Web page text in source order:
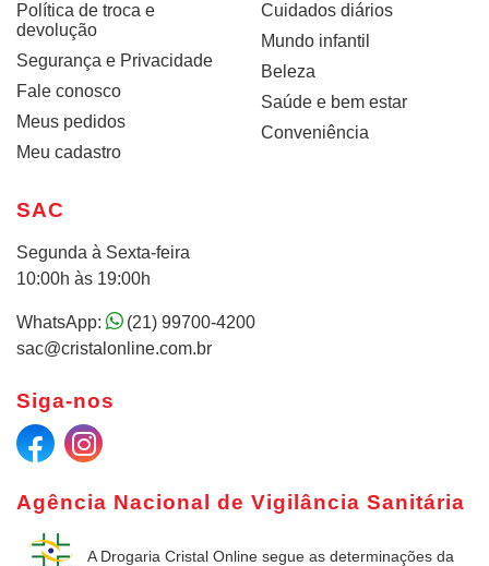
Política de troca e
devolução
Segurança e Privacidade
Fale conosco
Meus pedidos
Meu cadastro
Cuidados diários
Mundo infantil
Beleza
Saúde e bem estar
Conveniência
Agência Nacional de Vigilância Sanitária
A Drogaria Cristal Online segue as determinações da
SAC
Segunda à Sexta-feira
10:00h às 19:00h
WhatsApp:
(21) 99700-4200
sac@cristalonline.com.br
Siga-nos